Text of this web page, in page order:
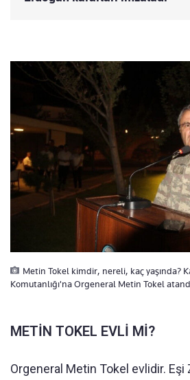
Metin Tokel kimdir, nereli, kaç yaşında?
Komutanlığı'na Orgeneral Metin Tokel
METİN TOKEL EVLİ Mİ?
Orgeneral Metin Tokel evlidir.